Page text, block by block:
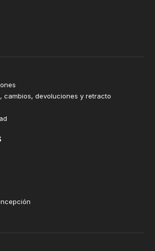
cambios, devoluciones y retracto